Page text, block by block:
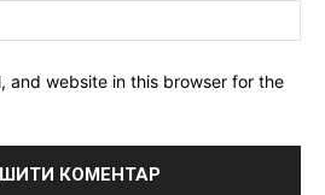
and website in this browser for the